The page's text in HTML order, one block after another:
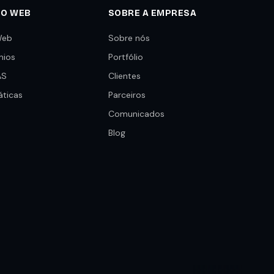
WEB SOBRE A EMPRESA
Sobre nós
Portfólio
Clientes
Parceiros
Comunicados
Blog